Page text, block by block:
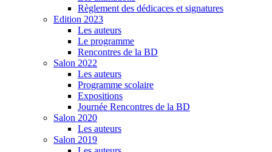
Règlement des dédicaces et signatures
Edition 2023
Les auteurs
Le programme
Rencontres de la BD
Salon 2022
Les auteurs
Programme scolaire
Expositions
Journée Rencontres de la BD
Salon 2020
Les auteurs
Salon 2019